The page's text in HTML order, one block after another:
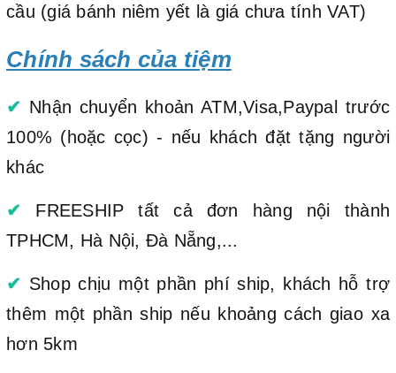
cầu (giá bánh niêm yết là giá chưa tính VAT)
Chính sách của tiệm
✔ Nhận chuyển khoản ATM,Visa,Paypal trước
100% (hoặc cọc) - nếu khách đặt tặng người
khác
✔ FREESHIP tất cả đơn hàng nội thành
TPHCM, Hà Nội, Đà Nẵng,...
✔ Shop chịu một phần phí ship, khách hỗ trợ
thêm một phần ship nếu khoảng cách giao xa
hơn 5km